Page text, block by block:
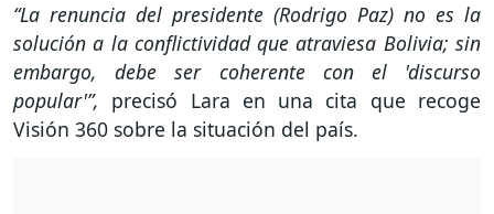
“La renuncia del presidente (Rodrigo Paz) no es la
solución a la conflictividad que atraviesa Bolivia; sin
embargo, debe ser coherente con el 'discurso
popular'”, precisó Lara en una cita que recoge
Visión 360 sobre la situación del país.